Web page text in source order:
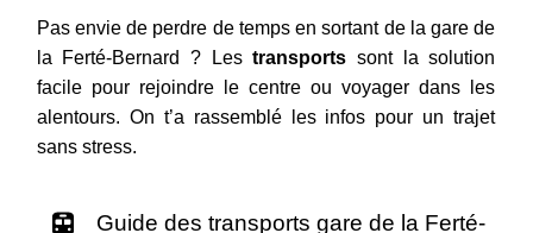
Pas envie de perdre de temps en sortant de la gare de
la Ferté-Bernard ? Lestransports sont la solution
facile pour rejoindre le centre ou voyager dans les
alentours. On t’a rassemblé les infos pour un trajet
sans stress.
Guide des transports gare de la Ferté-